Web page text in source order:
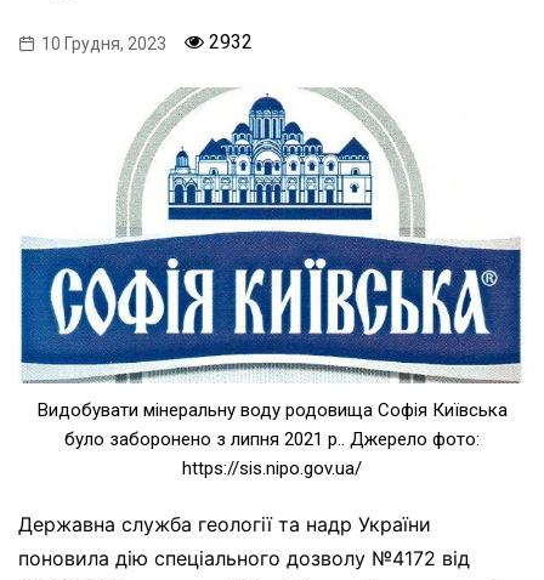
10 Грудня, 2023 2932
Видобувати мінеральну воду родовища Софія Київська
було заборонено з липня 2021 р.. Джерело фото:
https://sis.nipo.gov.ua/
Державна служба геології та надр України
поновила дію спеціального дозволу №4172 від